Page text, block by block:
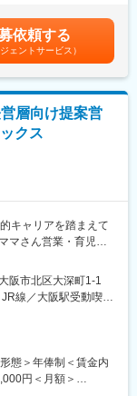
情報共有／定例ミー
します（外出6割・デ
い方
な方
メリカ、西ヨーロッ
シェアでもNo.1の地
の経営課題や事業成
単なる製品販売では
を支援するコンサル
ンの立案および実行
セル・クロスセル提
」を活用した
大型案件の推進
トナー企業との連携
走支援
ません。賃金はあく
する可能性がありま
依頼する
ジェントサービス）
層向け提案営
クス
キャリアを踏まえて
マさん営業・育児休
ローバル育児休業制
キング大規模部門第2
グカンパニーにて約
」のコンサル営業
阪市北区大深町1-1
線／大阪駅受動喫煙
る事業所
態＞年俸制＜賃金内
円＜月額＞